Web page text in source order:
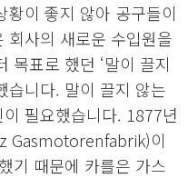
이 좋지 않아 공구들이
회사의 새로운 수입원을
목표로 했던 ‘말이 끌지
습니다. 말이 끌지 않는
필요했습니다. 1877년
Gasmotorenfabrik)이
기 때문에 카를은 가스